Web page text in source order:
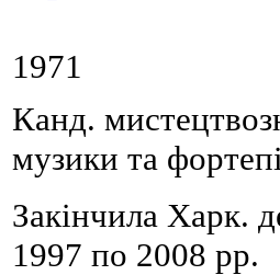
1971
Канд.
музики та
Закінчила Харк.
1997 по 2008 рр.